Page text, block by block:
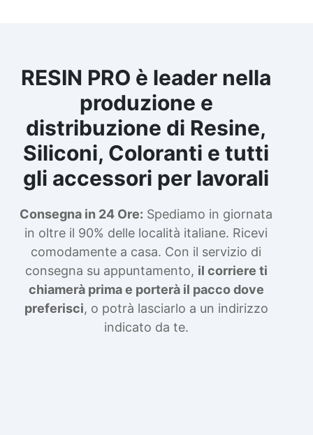
RESIN PRO è leader nella
produzione e
distribuzione di Resine,
Siliconi, Coloranti e tutti
gli accessori per lavorali
Consegna in 24 Ore: Spediamo in giornata
in oltre il 90% delle località italiane. Ricevi
comodamente a casa. Con il servizio di
consegna su appuntamento, il corriere ti
chiamerà prima e porterà il pacco dove
preferisci, o potrà lasciarlo a un indirizzo
indicato da te.